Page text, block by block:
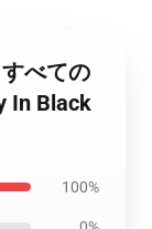
べての
In Black
100%